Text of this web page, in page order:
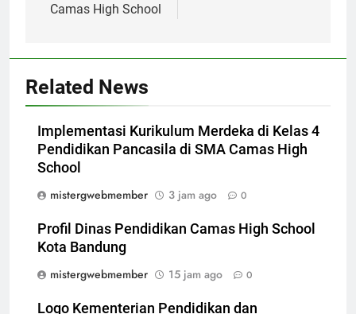
Camas High School
Related News
Implementasi Kurikulum Merdeka di Kelas 4
Pendidikan Pancasila di SMA Camas High
School
mistergwebmember
3 jam ago 0
Profil Dinas Pendidikan Camas High School
Kota Bandung
mistergwebmember
15 jam ago 0
Logo Kementerian Pendidikan dan